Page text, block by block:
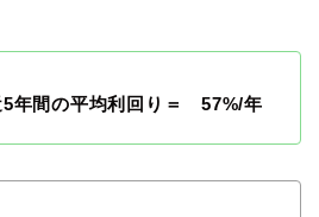
5年間の平均利回り＝ 57%/年